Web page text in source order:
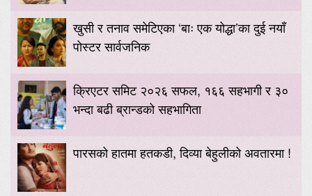
खुसी र तनाव समेटिएका ‘बाः एक योद्धा’का दुई नयाँ
पोस्टर सार्वजनिक
क्रिएटर समिट २०२६ सफल, १६६ सहभागी र ३०
भन्दा बढी ब्रान्डको सहभागिता
पारसको हातमा हतकडी, दिव्या बेहुलीको अवतारमा !